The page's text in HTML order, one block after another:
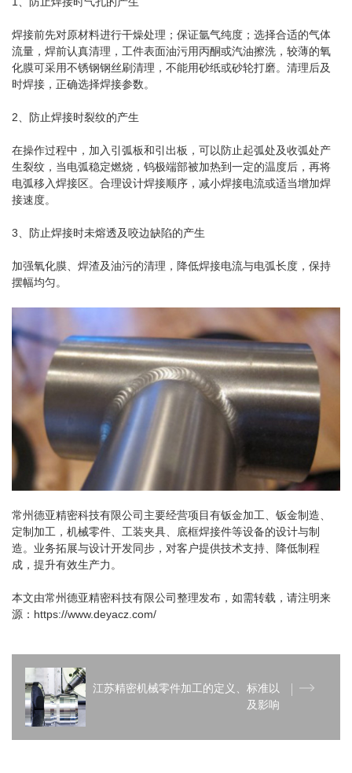
焊接前先对原材料进行干燥处理；保证氩气纯度；选择合适的气体
流量，焊前认真清理，工件表面油污用丙酮或汽油擦洗，较薄的氧
化膜可采用不锈钢钢丝刷清理，不能用砂纸或砂轮打磨。清理后及
时焊接，正确选择焊接参数。
2、防止焊接时裂纹的产生
在操作过程中，加入引弧板和引出板，可以防止起弧处及收弧处产
生裂纹，当电弧稳定燃烧，钨极端部被加热到一定的温度后，再将
电弧移入焊接区。合理设计焊接顺序，减小焊接电流或适当增加焊
接速度。
3、防止焊接时未熔透及咬边缺陷的产生
加强氧化膜、焊渣及油污的清理，降低焊接电流与电弧长度，保持
摆幅均匀。
常州德亚精密科技有限公司主要经营项目有钣金加工、钣金制造、
定制加工，机械零件、工装夹具、底框焊接件等设备的设计与制
造。业务拓展与设计开发同步，对客户提供技术支持、降低制程
成，提升有效生产力。
本文由常州德亚精密科技有限公司整理发布，如需转载，请注明来
源：https://www.deyacz.com/
江苏精密机械零件加工的定义、标准以
及影响